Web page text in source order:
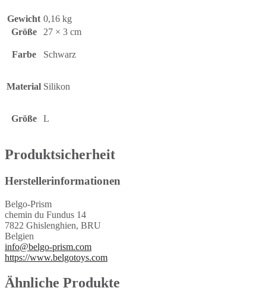
Gewicht 0,16 kg
Größe
27 × 3 cm
Farbe Schwarz
Material Silikon
Größe L
Produktsicherheit
Herstellerinformationen
Belgo-Prism
chemin du Fundus 14
7822 Ghislenghien, BRU
Belgien
info@belgo-prism.com
https://www.belgotoys.com
Ähnliche Produkte